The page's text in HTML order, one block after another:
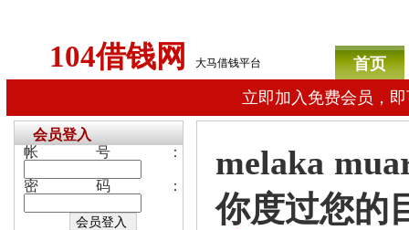
104借钱网 大马借钱平台
首页
立即加入免费会员，
melaka
你度过您的
会员登入
帐号：
密码：